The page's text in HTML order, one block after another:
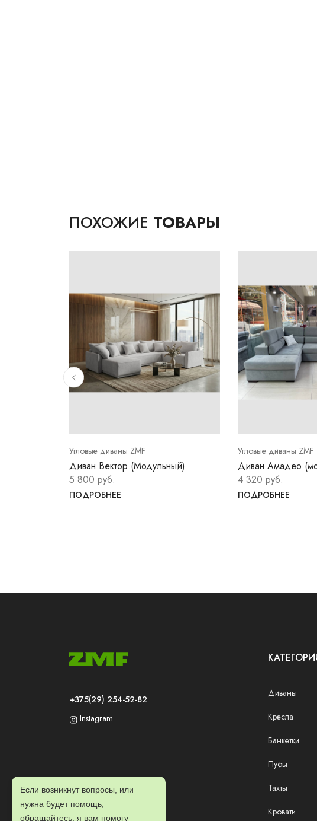
Если возникнут вопросы, или
нужна будет помощь,
обращайтесь, я вам помогу
ПОХОЖИЕ ТОВАРЫ
Угловые диваны ZMF
Диван Вектор (Модульный)
5 800 руб.
ПОДРОБНЕЕ
Угловые диваны ZMF
Диван Амадео
4 320 руб.
ПОДРОБНЕЕ
+375(29) 254-52-82
Instagram
Диваны
Кресла
Банкетки
Пуфы
Тахты
Кровати